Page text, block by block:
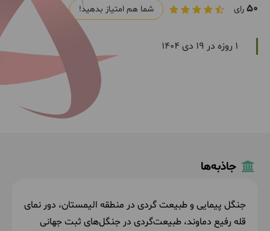
50 رای شما هم امتیاز بدهید!
1 روزه در 19 دی 1404
جاذبه‌ها
جنگل پیمایی و طبیعت گردی در منطقه الیمستان، دور نمای
قله رفیع دماوند، طبیعت‌گردی در جنگل‌های ثبت جهانی